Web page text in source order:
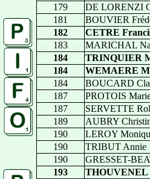
179
DE LORENZI
181
BOUVIER
182
CETRE
183
MARICHAL
184
TRINQUIER
184
WEMAERE
184
BOUCARD
187
PROTOIS
187
SERVETTE
189
AUBRY
190
LEROY
190
TRIBUT Annie
190
GRESSET-
193
THOUVENEL